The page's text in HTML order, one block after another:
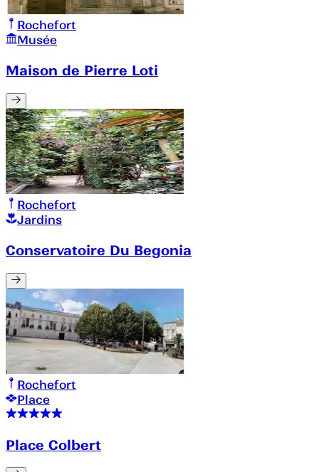
Rochefort
Musée
Maison de Pierre Loti
Rochefort
Jardins
Conservatoire Du Begonia
Rochefort
Place
Place Colbert